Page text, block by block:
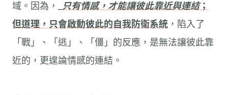
域。因為，_
只有情感，才能讓彼此靠近與連結；
但道理，只會啟動彼此的自我防衛系統 ，陷入了
「戰」、「逃」、「僵」的反應，是無法讓彼此靠
近的，更遑論情感的連結。